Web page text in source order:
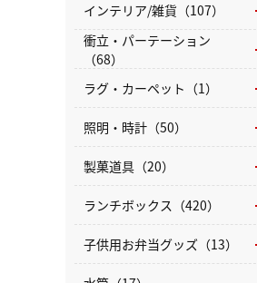
インテリア/雑貨（107）
衝立・パーテーション
（68）
ラグ・カーペット（1）
照明・時計（50）
製菓道具（20）
ランチボックス（420）
子供用お弁当グッズ（13）